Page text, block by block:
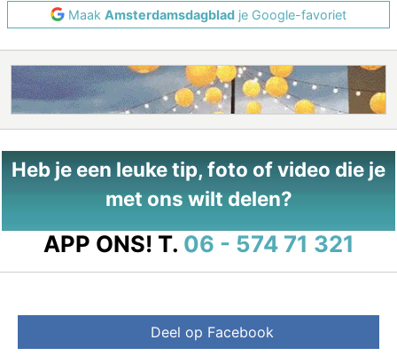
Maak Amsterdamsdagblad je Google-favoriet
Heb je een leuke tip, foto of video die je
met ons wilt delen?
APP ONS! T. 06 - 574 71 321
Deel op Facebook